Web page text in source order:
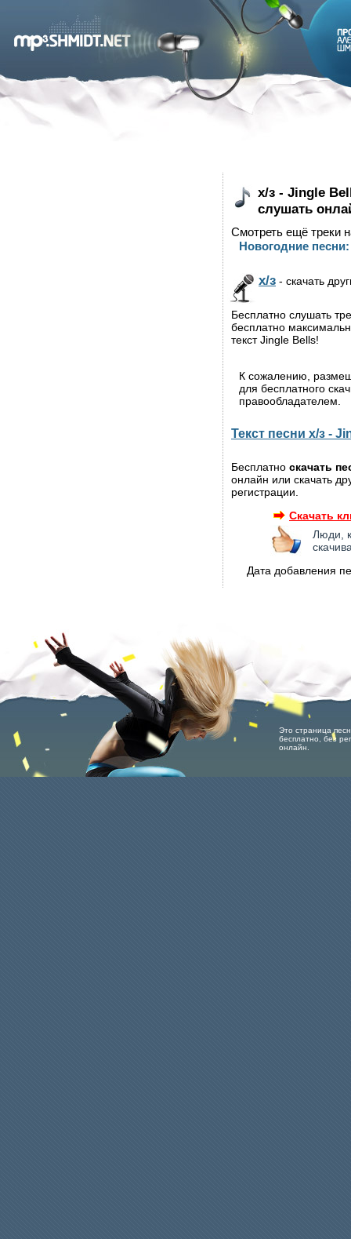
х/з - Jingle
слушать
Смотреть ещё треки
Новогодние
х/з - скачать
Бесплатно слушать
бесплатно
текст Jingle Bells!
К сожалению,
для бесплатного
правообладателем.
Текст песни х/з -
Бесплатно скачать
онлайн или скачать
регистрации.
Скачать
Люди,
Дата добавления
Это страница
бесплатно, без
онлайн.